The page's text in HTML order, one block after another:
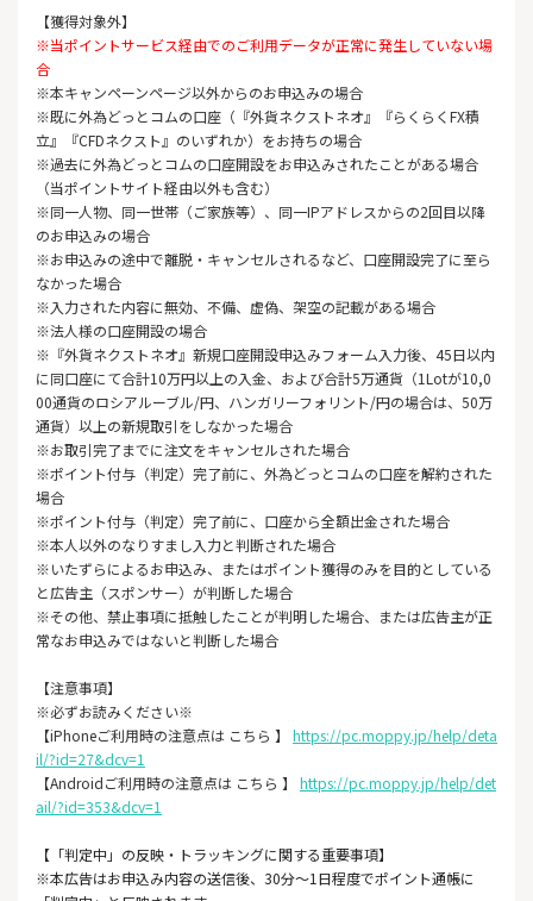
【獲得対象外】
※当ポイントサービス経由でのご利用データが正常に発生していない場
合
※本キャンペーンページ以外からのお申込みの場合
※既に外為どっとコムの口座（『外貨ネクストネオ』『らくらくFX積
立』『CFDネクスト』のいずれか）をお持ちの場合
※過去に外為どっとコムの口座開設をお申込みされたことがある場合
（当ポイントサイト経由以外も含む）
※同一人物、同一世帯（ご家族等）、同一IPアドレスからの2回目以降
のお申込みの場合
※お申込みの途中で離脱・キャンセルされるなど、口座開設完了に至ら
なかった場合
※入力された内容に無効、不備、虚偽、架空の記載がある場合
※法人様の口座開設の場合
※『外貨ネクストネオ』新規口座開設申込みフォーム入力後、45日以内
に同口座にて合計10万円以上の入金、および合計5万通貨（1Lotが10,0
00通貨のロシアルーブル/円、ハンガリーフォリント/円の場合は、50万
通貨）以上の新規取引をしなかった場合
※お取引完了までに注文をキャンセルされた場合
※ポイント付与（判定）完了前に、外為どっとコムの口座を解約された
場合
※ポイント付与（判定）完了前に、口座から全額出金された場合
※本人以外のなりすまし入力と判断された場合
※いたずらによるお申込み、またはポイント獲得のみを目的としている
と広告主（スポンサー）が判断した場合
※その他、禁止事項に抵触したことが判明した場合、または広告主が正
常なお申込みではないと判断した場合
【注意事項】
※必ずお読みください※
【iPhoneご利用時の注意点は こちら 】 https://pc.moppy.jp/help/deta
il/?id=27&dcv=1
【Androidご利用時の注意点は こちら 】 https://pc.moppy.jp/help/det
ail/?id=353&dcv=1
【「判定中」の反映・トラッキングに関する重要事項】
※本広告はお申込み内容の送信後、30分～1日程度でポイント通帳に